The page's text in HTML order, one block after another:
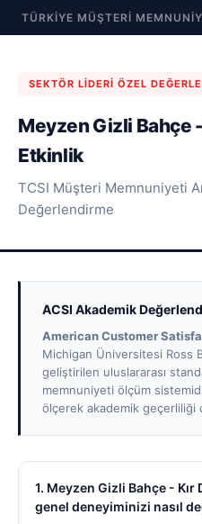
TÜRKIYE MÜŞTERI
SEKTÖR LIDERI ÖZEL
Meyzen Gizli Bahçe
Etkinlik
TCSI Müşteri Memnuniyeti
Değerlendirme
ACSI Akademik
American Customer
Michigan Üniversitesi Ross
geliştirilen uluslararası
memnuniyeti ölçüm
ölçerek akademik geçerliliği
1. Meyzen Gizli Bahçe -
genel deneyiminizi nasıl